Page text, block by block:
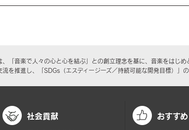
、「音楽で人々の心と心を結ぶ」との創立理念を基に、音楽をはじ
流を推進し、「SDGs（エスディージーズ／持続可能な開発目標）」
社会貢献 おすす